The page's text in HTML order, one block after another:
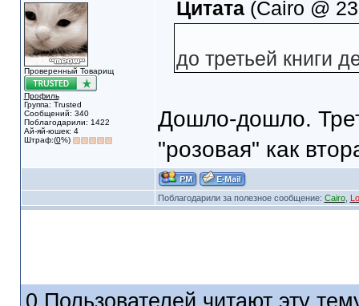
Проверенный Товарищ
Профиль
Группа: Trusted
Сообщений: 340
Поблагодарили: 1422
Ай-яй-юшек: 4
Штраф:(0%)
Цитата(Cairo @
до третьей книги
Дошло-дошло.
"розовая" как
Поблагодарили за полезное сообщение: Cairo,
0 Пользователей читают эту